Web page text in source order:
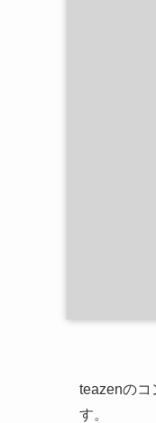
teazenのコ
す。